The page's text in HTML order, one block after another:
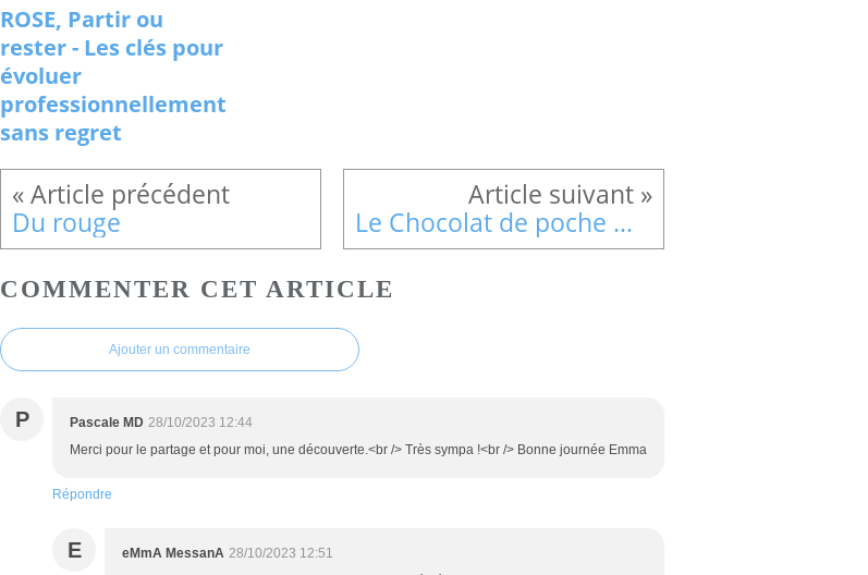
ROSE, Partir ou
rester - Les clés pour
évoluer
professionnellement
sans regret
Du rouge Le Chocolat de poche met des paillettes dans ma vie d'auteure
COMMENTER CET ARTICLE
Ajouter un commentaire
P Pascale MD 28/10/2023 12:44
Merci pour le partage et pour moi, une découverte.<br /> Très sympa !<br /> Bonne journée Emma
Répondre
E eMmA MessanA 28/10/2023 12:51